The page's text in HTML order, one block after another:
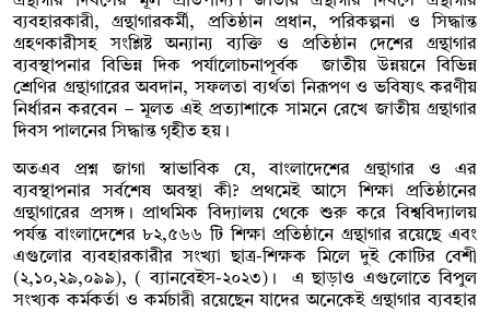
ব্যবহারকারী, গ্রন্থাগারকর্মী, প্রতিষ্ঠান প্রধান, পরিকল্পনা ও সিদ্ধান্ত
গ্রহণকারীসহ সংশ্লিষ্ট অন্যান্য ব্যক্তি ও প্রতিষ্ঠান দেশের গ্রন্থাগার
ব্যবস্থাপনার বিভিন্ন দিক পর্যালোচনাপূর্বক জাতীয় উন্নয়নে বিভিন্ন
শ্রেণির গ্রন্থাগারের অবদান, সফলতা ব্যর্থতা নিরূপণ ও ভবিষ্যৎ করণীয়
নির্ধারন করবেন – মূলত এই প্রত্যাশাকে সামনে রেখে জাতীয় গ্রন্থাগার
দিবস পালনের সিদ্ধান্ত গৃহীত হয়।
অতএব প্রশ্ন জাগা স্বাভাবিক যে, বাংলাদেশের গ্রন্থাগার ও এর
ব্যবস্থাপনার সর্বশেষ অবস্থা কী? প্রথমেই আসে শিক্ষা প্রতিষ্ঠানের
গ্রন্থাগারের প্রসঙ্গ। প্রাথমিক বিদ্যালয় থেকে শুরু করে বিশ্ববিদ্যালয়
পর্যন্ত বাংলাদেশের ৮২,৫৬৬ টি শিক্ষা প্রতিষ্ঠানে গ্রন্থাগার রয়েছে এবং
এগুলোর ব্যবহারকারীর সংখ্যা ছাত্র-শিক্ষক মিলে দুই কোটির বেশী
(২,১০,২৯,০৯৯), ( ব্যানবেইস-২০২৩)। এ ছাড়াও এগুলোতে বিপুল
সংখ্যক কর্মকর্তা ও কর্মচারী রয়েছেন যাদের অনেকেই গ্রন্থাগার ব্যবহার